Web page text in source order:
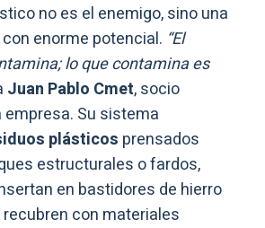
no es el enemigo, sino una
enorme potencial. “El
lo que contamina es
Juan Pablo Cmet, socio
Su sistema
plásticos prensados
estructurales o fardos,
en bastidores de hierro
con materiales